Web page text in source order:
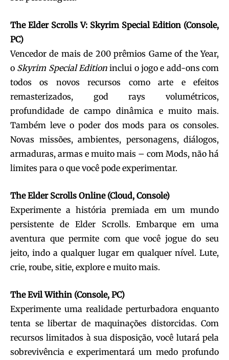
The Elder Scrolls V: Skyrim Special Edition (Console,
PC)
Vencedor de mais de 200 prêmios Game of the Year,
o Skyrim Special Edition inclui o jogo e add-ons com
todos os novos recursos como arte e efeitos
remasterizados, god rays volumétricos,
profundidade de campo dinâmica e muito mais.
Também leve o poder dos mods para os consoles.
Novas missões, ambientes, personagens, diálogos,
armaduras, armas e muito mais – com Mods, não há
limites para o que você pode experimentar.
The Elder Scrolls Online (Cloud, Console)
Experimente a história premiada em um mundo
persistente de Elder Scrolls. Embarque em uma
aventura que permite com que você jogue do seu
jeito, indo a qualquer lugar em qualquer nível. Lute,
crie, roube, sitie, explore e muito mais.
The Evil Within (Console, PC)
Experimente uma realidade perturbadora enquanto
tenta se libertar de maquinações distorcidas. Com
recursos limitados à sua disposição, você lutará pela
sobrevivência e experimentará um medo profundo